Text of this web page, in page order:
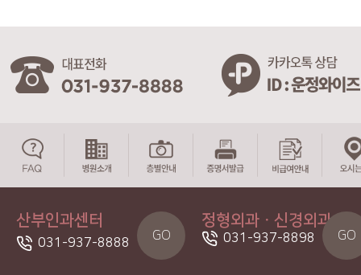
산부인과센터
031-937-8888 GO
정형외과ㆍ신경외과
031-937-8898 GO